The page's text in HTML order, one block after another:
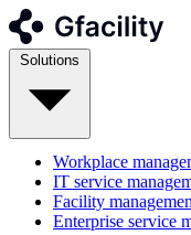
Workplace
IT service
Facility
Enterprise service